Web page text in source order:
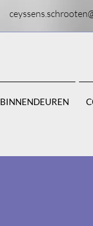
BINNENDEUREN